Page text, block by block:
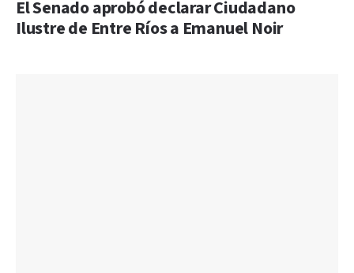
El Senado aprobó declarar Ciudadano
Ilustre de Entre Ríos a Emanuel Noir